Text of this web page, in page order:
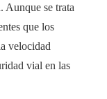
Aunque se trata
que los
velocidad
vial en las